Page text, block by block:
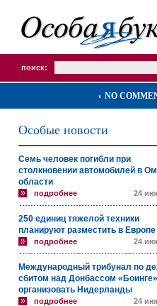
поиск:
NO
Особые новости
Семь человек погибли при
столкновении автомобилей в
области
подробнее 24
250 единиц тяжелой техники
планируют разместить в
подробнее 24
Международный трибунал по
сбитом над Донбассом
организовать Нидерланды
подробнее 24